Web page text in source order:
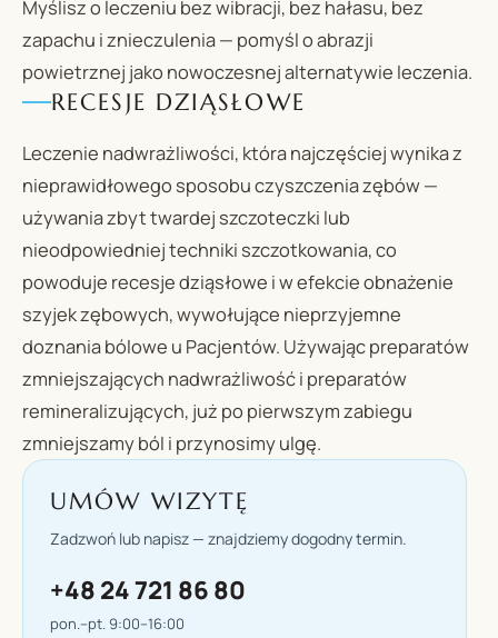
Myślisz o leczeniu bez wibracji, bez hałasu, bez
zapachu i znieczulenia — pomyśl o abrazji
powietrznej jako nowoczesnej alternatywie leczenia.
RECESJE DZIĄSŁOWE
Leczenie nadwrażliwości, która najczęściej wynika z
nieprawidłowego sposobu czyszczenia zębów —
używania zbyt twardej szczoteczki lub
nieodpowiedniej techniki szczotkowania, co
powoduje recesje dziąsłowe i w efekcie obnażenie
szyjek zębowych, wywołujące nieprzyjemne
doznania bólowe u Pacjentów. Używając preparatów
zmniejszających nadwrażliwość i preparatów
remineralizujących, już po pierwszym zabiegu
zmniejszamy ból i przynosimy ulgę.
UMÓW WIZYTĘ
Zadzwoń lub napisz — znajdziemy dogodny termin.
+48 24 721 86 80
pon.–pt. 9:00–16:00